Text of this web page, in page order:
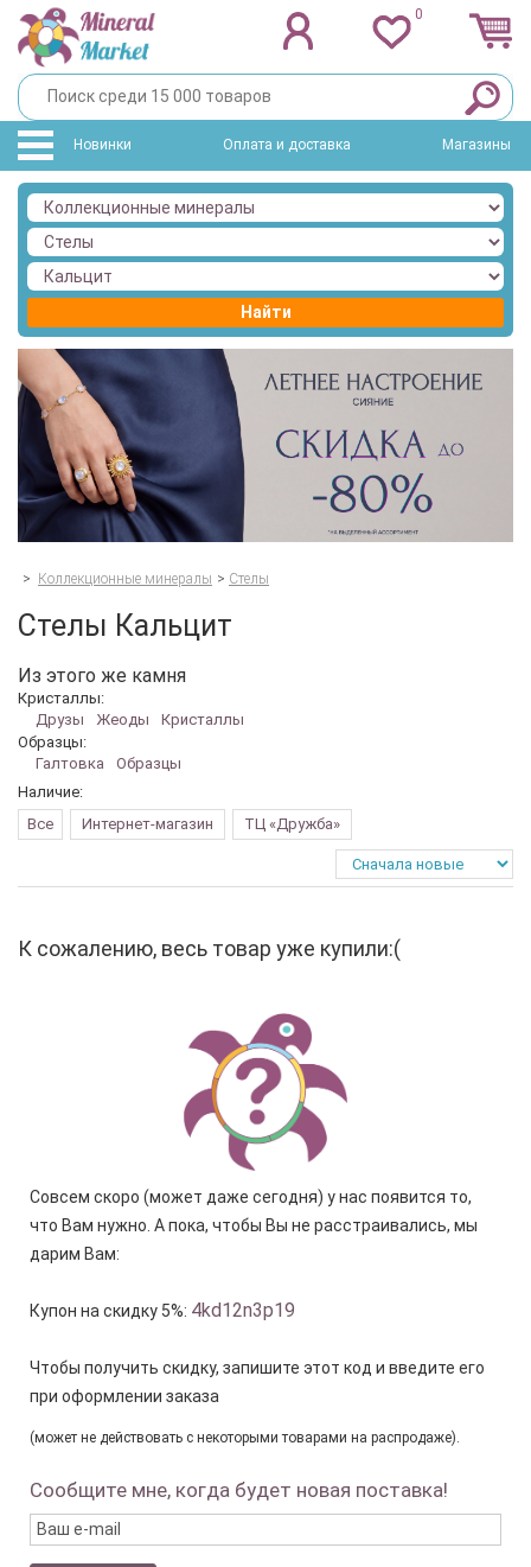
0
Новинки Оплата и доставка Магазины
Найти
> Коллекционные минералы > Стелы
Стелы Кальцит
Из этого же камня
Кристаллы:
Друзы
Жеоды
Кристаллы
Образцы:
Галтовка
Образцы
Наличие:
Все
Интернет-магазин ТЦ «Дружба»
К сожалению, весь товар уже купили:(
Совсем скоро (может даже сегодня) у нас появится то,
что Вам нужно. А пока, чтобы Вы не расстраивались, мы
дарим Вам:
Купон на скидку 5%: 4kd12n3p19
Чтобы получить скидку, запишите этот код и введите его
при оформлении заказа
(может не действовать с некоторыми товарами на распродаже).
Сообщите мне, когда будет новая поставка!